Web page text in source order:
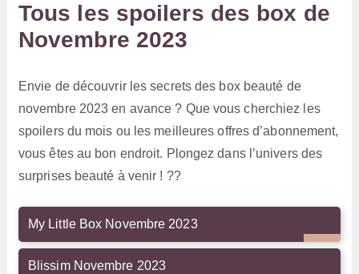
Tous les spoilers des box de
Novembre 2023
Envie de découvrir les secrets des box beauté de
novembre 2023 en avance ? Que vous cherchiez les
spoilers du mois ou les meilleures offres d’abonnement,
vous êtes au bon endroit. Plongez dans l’univers des
surprises beauté à venir ! ??
My Little Box Novembre 2023
Blissim Novembre 2023